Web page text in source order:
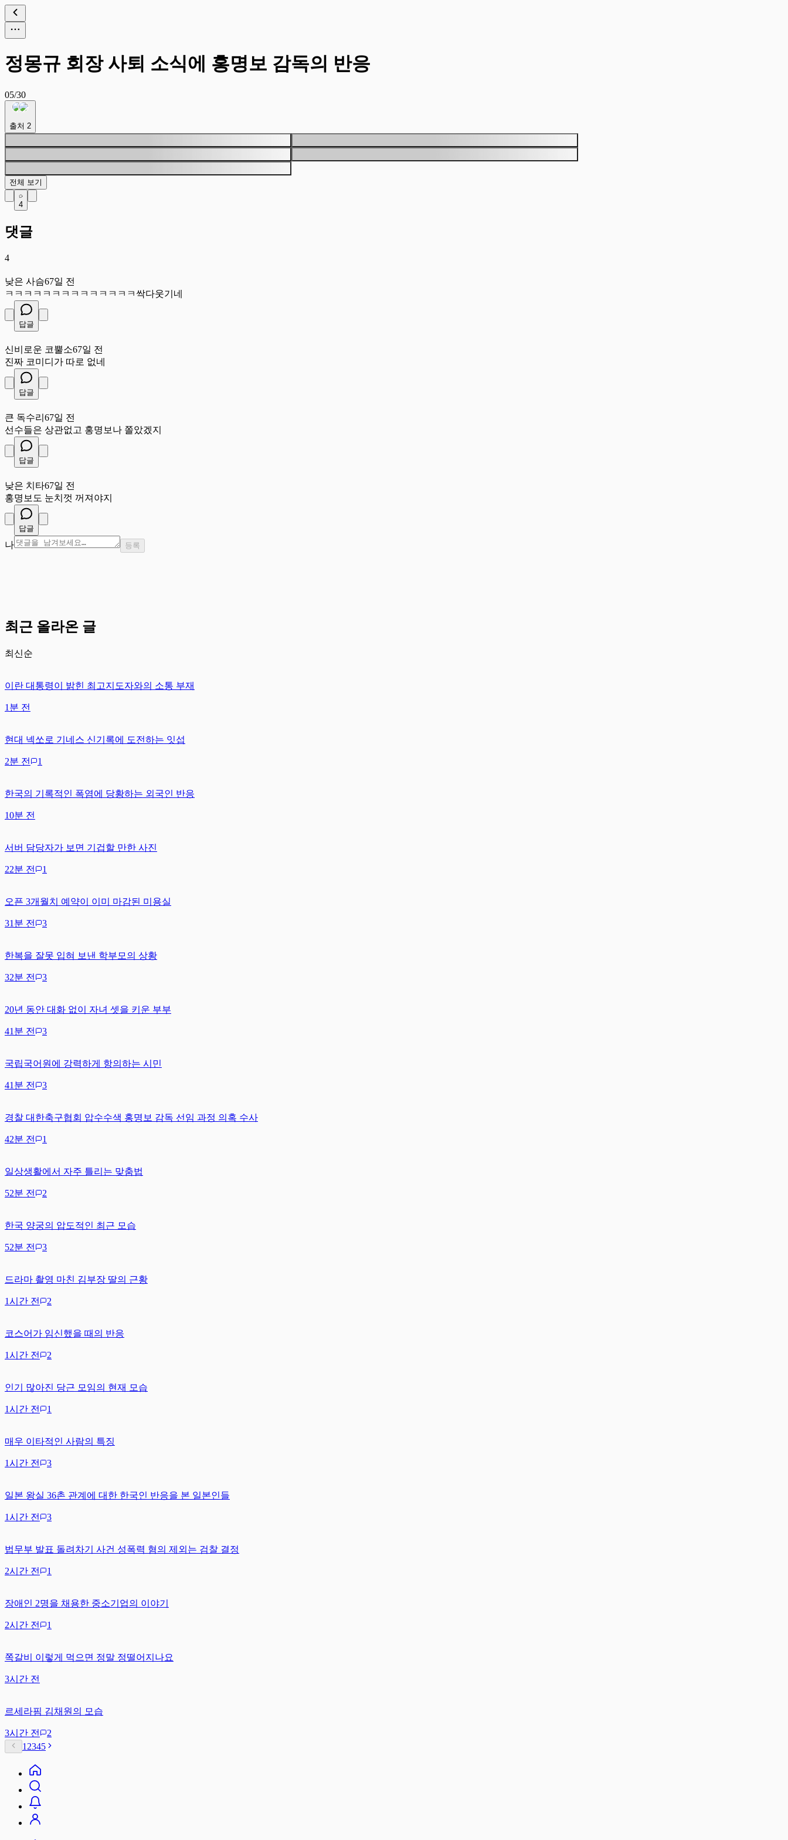
정몽규 회장 사퇴 소식에 홍명보 감독의 반응
05/30
출처 2
전체 보기
4
댓글
4
낮은 사슴67일 전
ㅋㅋㅋㅋㅋㅋㅋㅋㅋㅋㅋㅋㅋㅋ싹다웃기네
답글
신비로운 코뿔소67일 전
진짜 코미디가 따로 없네
답글
큰 독수리 67일 전
선수들은 상관없고 홍명보나 쫄았겠지
답글
낮은 치타67일 전
홍명보도 눈치껏 꺼져야지
답글
나 등록
최근 올라온 글
최신순
이란 대통령이 밝힌 최고지도자와의 소통 부재
1분 전
현대 넥쏘로 기네스 신기록에 도전하는 잇섭
2분 전 1
한국의 기록적인 폭염에 당황하는 외국인 반응
10분 전
서버 담당자가 보면 기겁할 만한 사진
22분 전 1
오픈 3개월치 예약이 이미 마감된 미용실
31분 전 3
한복을 잘못 입혀 보낸 학부모의 상황
32분 전 3
20년 동안 대화 없이 자녀 셋을 키운 부부
41분 전 3
국립국어원에 강력하게 항의하는 시민
41분 전 3
경찰 대한축구협회 압수수색 홍명보 감독 선임 과정 의혹 수사
42분 전 1
일상생활에서 자주 틀리는 맞춤법
52분 전 2
한국 양궁의 압도적인 최근 모습
52분 전 3
드라마 촬영 마친 김부장 딸의 근황
1시간 전 2
코스어가 임신했을 때의 반응
1시간 전 2
인기 많아진 당근 모임의 현재 모습
1시간 전 1
매우 이타적인 사람의 특징
1시간 전 3
일본 왕실 36촌 관계에 대한 한국인 반응을 본 일본인들
1시간 전 3
법무부 발표 돌려차기 사건 성폭력 혐의 제외는 검찰 결정
2시간 전 1
장애인 2명을 채용한 중소기업의 이야기
2시간 전 1
쪽갈비 이렇게 먹으면 정말 정떨어지나요
3시간 전
르세라핌 김채원의 모습
3시간 전
2
1 2345